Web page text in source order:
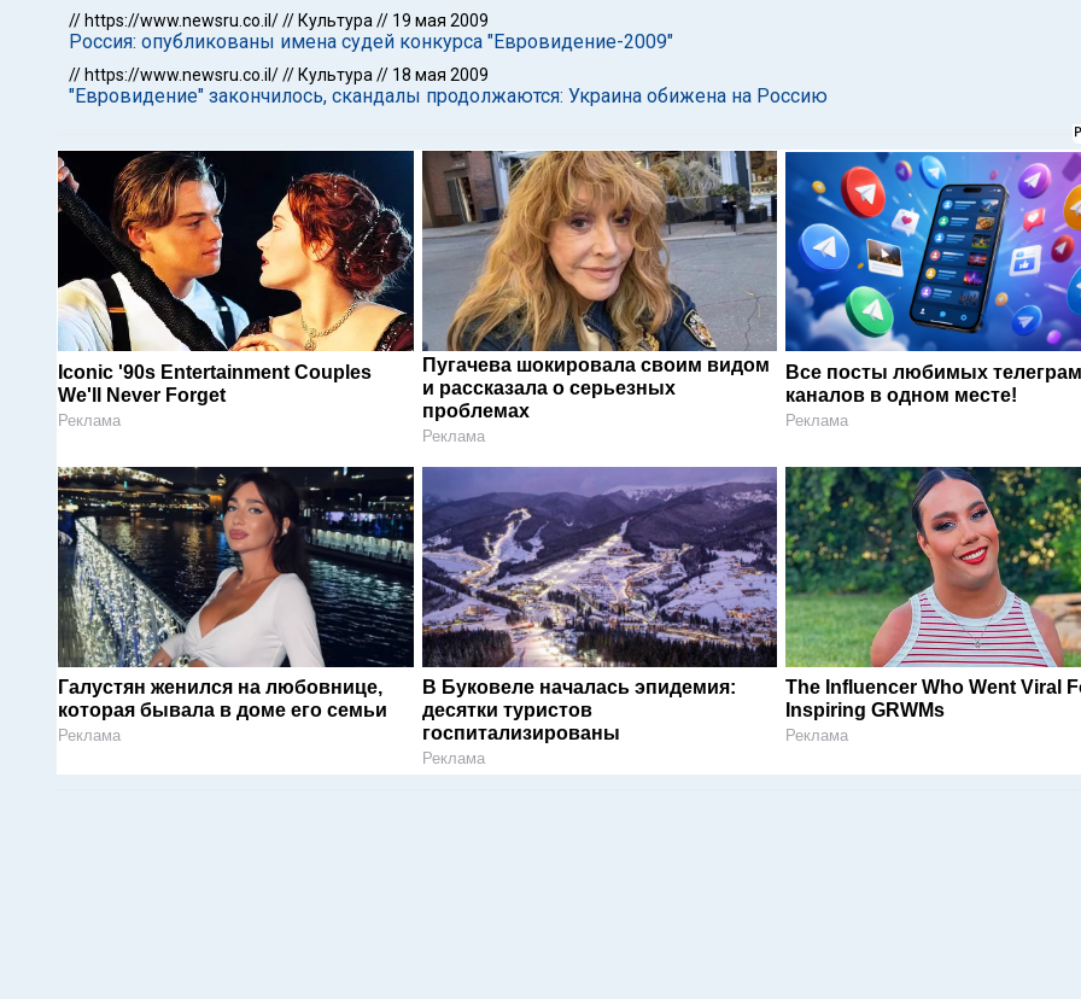
// https://www.newsru.co.il/// Культура // 19 мая 2009
Россия: опубликованы имена судей конкурса "Евровидение-2009"
// https://www.newsru.co.il/// Культура // 18 мая 2009
"Евровидение" закончилось, скандалы продолжаются: Украина обижена на Россию
Iconic '90s Entertainment Couples
We'll Never Forget
Реклама
Пугачева шокировала своим видом
и рассказала о серьезных
проблемах
Реклама
Все посты любимых
каналов в одном месте!
Реклама
Галустян женился на любовнице,
которая бывала в доме его семьи
Реклама
В Буковеле началась эпидемия:
десятки туристов
госпитализированы
Реклама
The Influencer Who Went Viral
Inspiring GRWMs
Реклама